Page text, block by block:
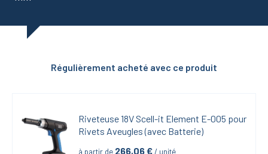
Régulièrement acheté avec ce produit
Riveteuse 18V Scell-it Element E-005 pour
Rivets Aveugles (avec Batterie)
à partir de 266,06 € / unité